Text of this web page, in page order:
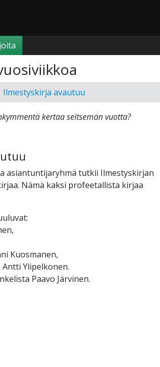
Ilmestyskirja avautuu
kertaa seitsemän vuotta?
asiantuntijaryhmä tutkii Ilmestyskirjan
Nämä kaksi profeetallista kirjaa
Kuosmanen,
Ylipelkonen.
Paavo Järvinen.